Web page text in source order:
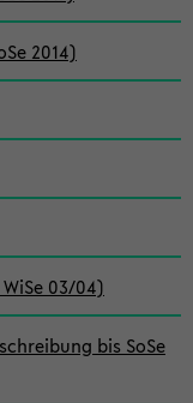
2014)
03/04)
bis SoSe